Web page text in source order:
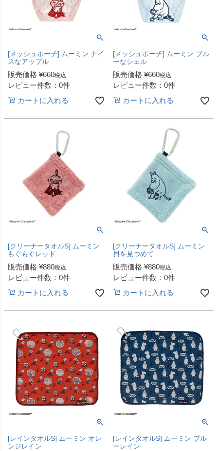
[メッシュポーチ] ムーミン ナイ
スなアップル
販売価格 ¥660税込
レビュー件数：0件
カートに入れる
[メッシュポーチ] ムーミン ブル
ーなシェル
販売価格 ¥660税込
レビュー件数：0件
カートに入れる
[クリーナータオルS] ムーミン
もぐもぐレッド
販売価格 ¥880税込
レビュー件数：0件
カートに入れる
[クリーナータオルS] ムーミン
貝を見つめて
販売価格 ¥880税込
レビュー件数：0件
カートに入れる
[レインタオルS] ムーミン オレ
ンジレイン
[レインタオルS] ムーミン ブル
ーレイン